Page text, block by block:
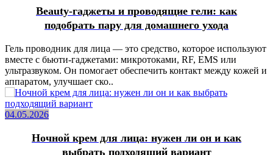
Beauty-гаджеты и проводящие гели: как
подобрать пару для домашнего ухода
Гель проводник для лица — это средство, которое используют
вместе с бьюти-гаджетами: микротоками, RF, EMS или
ультразвуком. Он помогает обеспечить контакт между кожей и
аппаратом, улучшает ско..
04.05.2026
Ночной крем для лица: нужен ли он и как
выбрать подходящий вариант